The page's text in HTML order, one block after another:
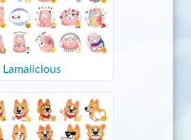
Lamalicious